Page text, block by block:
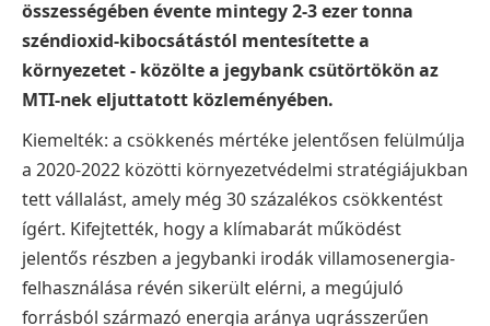
összességében évente mintegy 2-3 ezer tonna
széndioxid-kibocsátástól mentesítette a
környezetet - közölte a jegybank csütörtökön az
MTI-nek eljuttatott közleményében.
Kiemelték: a csökkenés mértéke jelentősen felülmúlja
a 2020-2022 közötti környezetvédelmi stratégiájukban
tett vállalást, amely még 30 százalékos csökkentést
ígért. Kifejtették, hogy a klímabarát működést
jelentős részben a jegybanki irodák villamosenergia-
felhasználása révén sikerült elérni, a megújuló
forrásból származó energia aránya ugrásszerűen